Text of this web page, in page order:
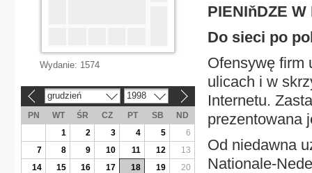
PIENIňDZE W
Do sieci po
Ofensywę firm
ulicach i w
Internetu.
prezentowana
Od niedawna
Nationale-
Wydanie: 1574
grudzień 1998
PN WT ŚR CZ PT SB
ND
1
2 3 4 5
6
7
8 9 10 11 12
13
14
15 16 17 18 19
20